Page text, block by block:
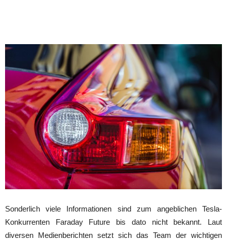
Sonderlich viele Informationen sind zum angeblichen Tesla-
Konkurrenten Faraday Future bis dato nicht bekannt. Laut
diversen Medienberichten setzt sich das Team der wichtigen